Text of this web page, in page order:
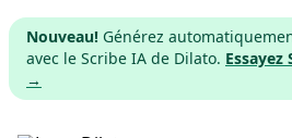
Nouveau! Générez
avec le Scribe IA de Dilato.
→